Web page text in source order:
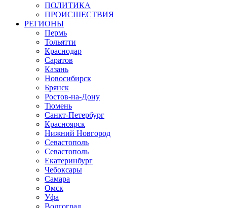
ПОЛИТИКА
ПРОИСШЕСТВИЯ
РЕГИОНЫ
Пермь
Тольятти
Краснодар
Саратов
Казань
Новосибирск
Брянск
Ростов-на-Дону
Тюмень
Санкт-Петербург
Красноярск
Нижний Новгород
Севастополь
Севастополь
Екатеринбург
Чебоксары
Самара
Омск
Уфа